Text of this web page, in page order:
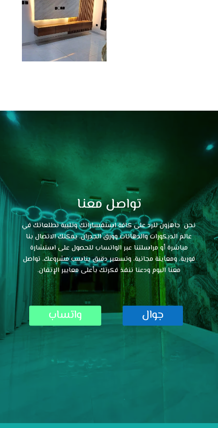
تواصل معنا
نحن جاهزون للرد على كافة استفساراتك وتلبية تطلعاتك في
عالم الديكورات والدهانات وورق الجدران. يمكنك الاتصال بنا
مباشرة أو مراسلتنا عبر الواتساب للحصول على استشارة
فورية، ومعاينة مجانية، وتسعير دقيق يناسب مشروعك. تواصل
معنا اليوم ودعنا ننفذ فكرتك بأعلى معايير الإتقان.
واتساب جوال